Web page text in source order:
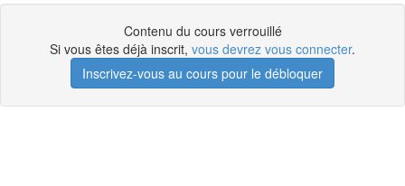
Contenu du cours verrouillé
Si vous êtes déjà inscrit, vous devrez vous connecter.
Inscrivez-vous au cours pour le débloquer